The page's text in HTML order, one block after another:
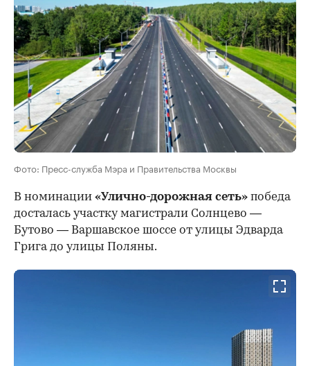
Фото: Пресс-служба Мэра и Правительства Москвы
В номинации «Улично-дорожная сеть» победа
досталась участку магистрали Солнцево —
Бутово — Варшавское шоссе от улицы Эдварда
Грига до улицы Поляны.